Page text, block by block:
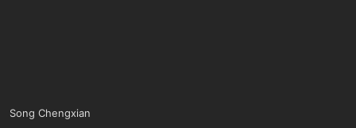
Song Chengxian